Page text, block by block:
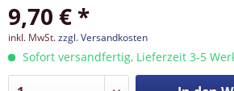
9,70 € *
inkl. MwSt.zzgl. Versandkosten
Sofort versandfertig, Lieferzeit 3-5